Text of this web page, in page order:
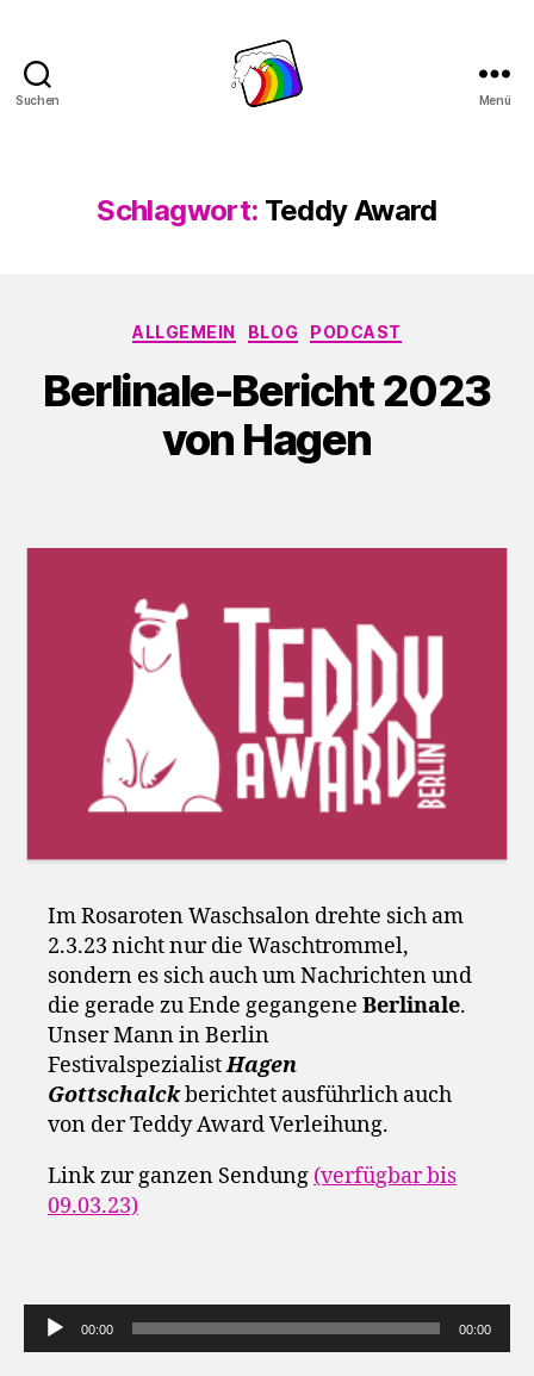
Suchen Menü
Schlagwort: Teddy Award
Kategorien
ALLGEMEIN BLOG PODCAST
Berlinale-Bericht 2023
von Hagen
Im Rosaroten Waschsalon drehte sich am
2.3.23 nicht nur die Waschtrommel,
sondern es sich auch um Nachrichten und
die gerade zu Ende gegangene Berlinale.
Unser Mann in Berlin
FestivalspezialistHagen
Gottschalckberichtet ausführlich auch
von der Teddy Award Verleihung.
Link zur ganzen Sendung (verfügbar bis
09.03.23)
u
00:00 00:00